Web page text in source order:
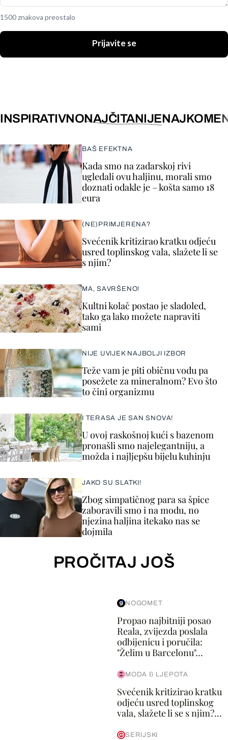
1500 znakova preostalo
Prijavite se
INSPIRATIVNONAJČITANIJE
BAŠ EFEKTNA
Kada smo na zadarskoj rivi
ugledali ovu haljinu, morali smo
doznati odakle je – košta samo 18
eura
(NE)PRIMJERENA?
Svećenik kritizirao kratku odjeću
usred toplinskog vala, slažete li se
s njim?
MA, SAVRŠENO!
Kultni kolač postao je sladoled,
tako ga lako možete napraviti
sami
NIJE UVIJEK NAJBOLJI IZBOR
Teže vam je piti običnu vodu pa
posežete za mineralnom? Evo što
to čini organizmu
I TERASA JE SAN SNOVA!
U ovoj raskošnoj kući s bazenom
pronašli smo najelegantniju, a
možda i najljepšu bijelu kuhinju
JAKO SU SLATKI!
Zbog simpatičnog para sa špice
zaboravili smo i na modu, no
njezina haljina itekako nas se
dojmila
PROČITAJ JOŠ
NOGOMET
Propao najbitniji posao
Reala, zvijezda poslala
odbijenicu i poručila:
"Želim u Barcelonu"...
MODA & LJEPOTA
Svećenik kritizirao kratku
odjeću usred toplinskog
vala, slažete li se s njim?...
SERIJSKI